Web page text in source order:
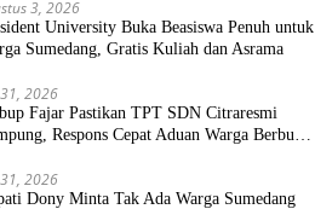
3, 2026
University Buka Beasiswa Penuh untuk
Sumedang, Gratis Kuliah dan Asrama
2026
Fajar Pastikan TPT SDN Citraresmi
Respons Cepat Aduan Warga Berbuah
2026
Dony Minta Tak Ada Warga Sumedang